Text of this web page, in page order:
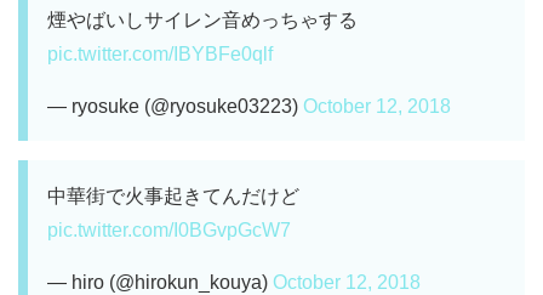
煙やばいしサイレン音めっちゃする
pic.twitter.com/IBYBFe0qlf
— ryosuke (@ryosuke03223) October 12, 2018
中華街で火事起きてんだけど
pic.twitter.com/I0BGvpGcW7
— hiro (@hirokun_kouya) October 12, 2018